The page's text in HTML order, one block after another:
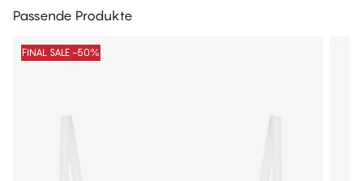
Passende Produkte
FINAL SALE -50%